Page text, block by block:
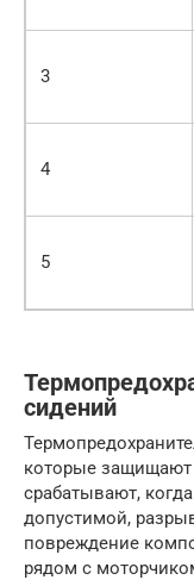
3
4
5
сидений
которые защищают
срабатывают,
допустимой,
повреждение
рядом с